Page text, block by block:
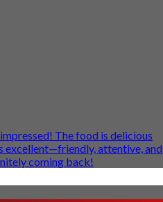
The food is delicious
excellent—friendly, attentive, and
coming back!